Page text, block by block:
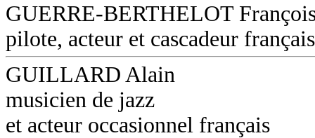
GUERRE-BERTHELOT
pilote, acteur et cascadeur français
GUILLARD Alain
musicien de jazz
et acteur occasionnel français